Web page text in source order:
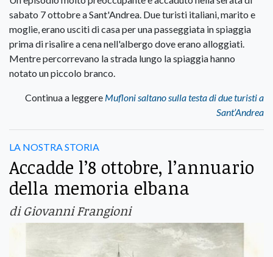
sabato 7 ottobre a Sant'Andrea. Due turisti italiani, marito e
moglie, erano usciti di casa per una passeggiata in spiaggia
prima di risalire a cena nell'albergo dove erano alloggiati.
Mentre percorrevano la strada lungo la spiaggia hanno
notato un piccolo branco.
Continua a leggere Mufloni saltano sulla testa di due turisti a
Sant’Andrea
LA NOSTRA STORIA
Accadde l’8 ottobre, l’annuario
della memoria elbana
di Giovanni Frangioni